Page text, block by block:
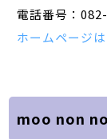
電話番号：
ホームページ
moo non